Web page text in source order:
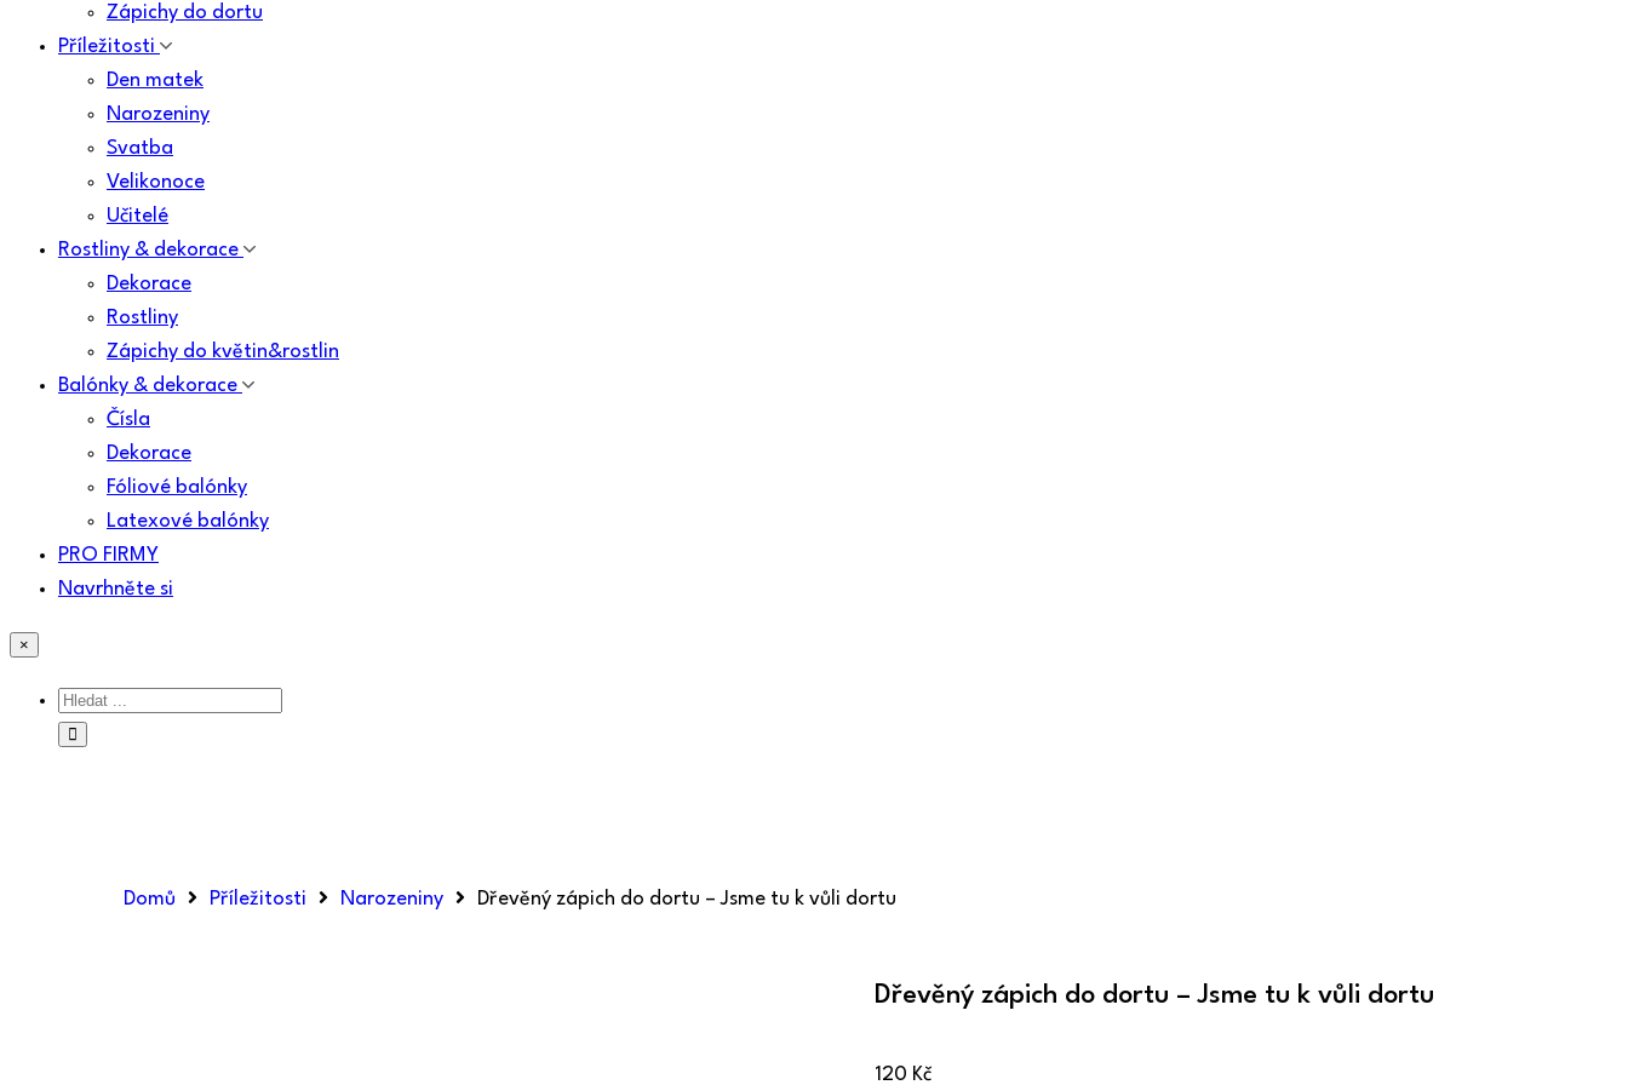
Zápichy do dortu
Příležitosti
Den matek
Narozeniny
Svatba
Velikonoce
Učitelé
Rostliny & dekorace
Dekorace
Rostliny
Zápichy do květin&rostlin
Balónky & dekorace
Čísla
Dekorace
Fóliové balónky
Latexové balónky
PRO FIRMY
Navrhněte si
×
Domů Příležitosti Narozeniny Dřevěný zápich do dortu – Jsme tu k vůli dortu
Dřevěný zápich do dortu – Jsme tu k vůli dortu
120 Kč